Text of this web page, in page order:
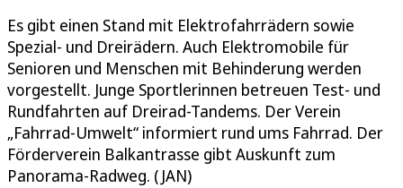
Es gibt einen Stand mit Elektrofahrrädern sowie
Spezial- und Dreirädern. Auch Elektromobile für
Senioren und Menschen mit Behinderung werden
vorgestellt. Junge Sportlerinnen betreuen Test- und
Rundfahrten auf Dreirad-Tandems. Der Verein
„Fahrrad-Umwelt“ informiert rund ums Fahrrad. Der
Förderverein Balkantrasse gibt Auskunft zum
Panorama-Radweg. (JAN)